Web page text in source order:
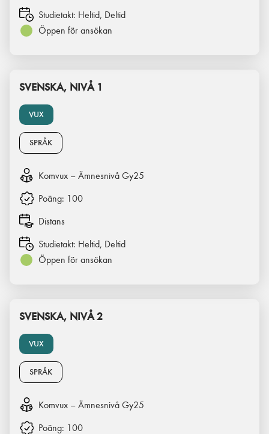
Studietakt: Heltid, Deltid
Öppen för ansökan
VUX
SVENSKA, NIVÅ 1
SPRÅK
Komvux – Ämnesnivå Gy25
Poäng: 100
Distans
Studietakt: Heltid, Deltid
Öppen för ansökan
VUX
SVENSKA, NIVÅ 2
SPRÅK
Komvux – Ämnesnivå Gy25
Poäng: 100